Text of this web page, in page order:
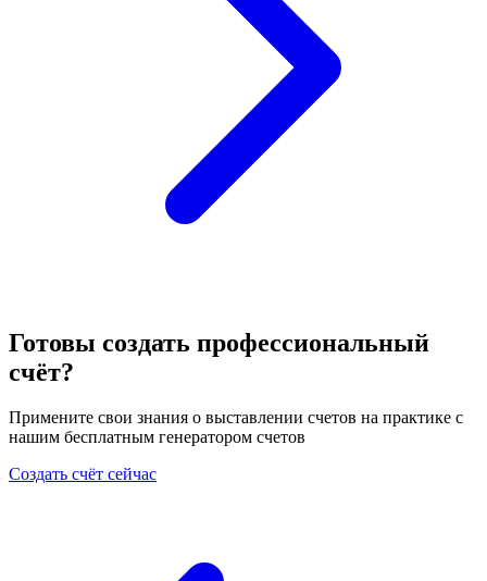
Готовы создать профессиональный
счёт?
Примените свои знания о выставлении счетов на практике с
нашим бесплатным генератором счетов
Создать счёт сейчас